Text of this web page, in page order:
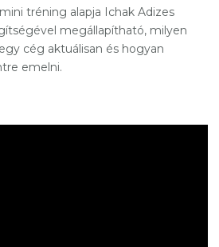
tréning alapja Ichak Adizes
megállapítható, milyen
cég aktuálisan és hogyan
emelni.